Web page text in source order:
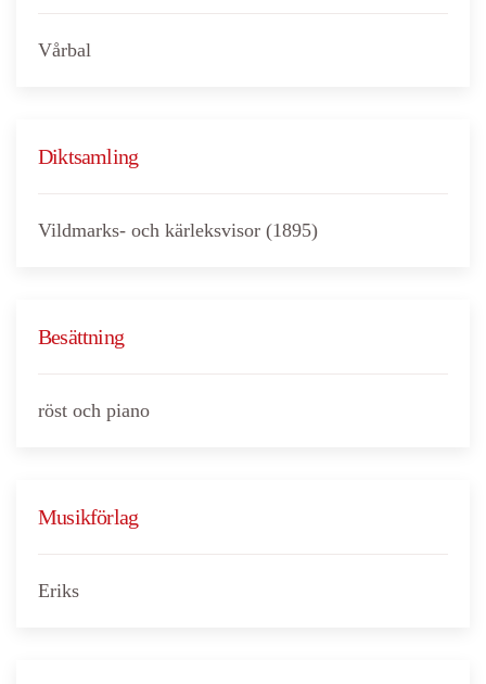
Vårbal
Diktsamling
Vildmarks- och kärleksvisor (1895)
Besättning
röst och piano
Musikförlag
Eriks